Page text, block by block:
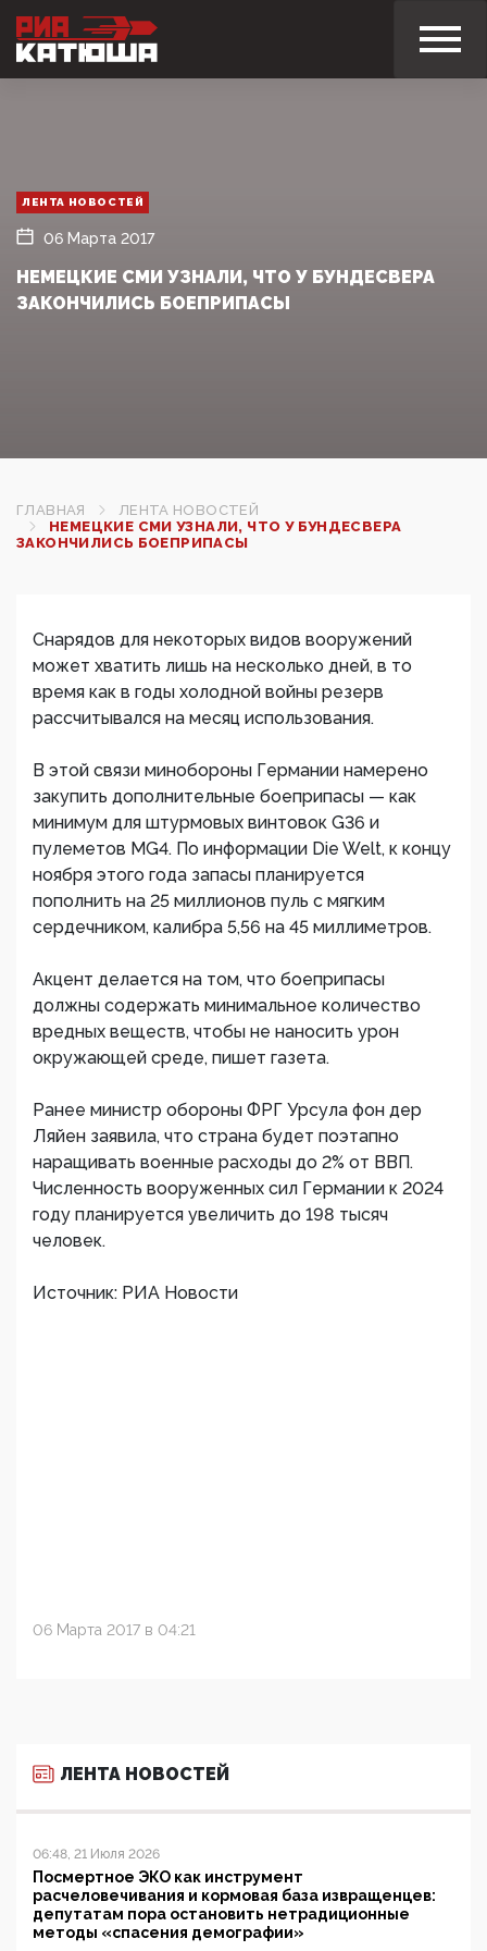
ЛЕНТА НОВОСТЕЙ
06 Марта 2017
НЕМЕЦКИЕ СМИ УЗНАЛИ, ЧТО У БУНДЕСВЕРА
ЗАКОНЧИЛИСЬ БОЕПРИПАСЫ
ГЛАВНАЯ
ЛЕНТА НОВОСТЕЙ
НЕМЕЦКИЕ СМИ УЗНАЛИ, ЧТО У БУНДЕСВЕРА
ЗАКОНЧИЛИСЬ БОЕПРИПАСЫ
Снарядов для некоторых видов вооружений
может хватить лишь на несколько дней, в то
время как в годы холодной войны резерв
рассчитывался на месяц использования.
В этой связи минобороны Германии намерено
закупить дополнительные боеприпасы — как
минимум для штурмовых винтовок G36 и
пулеметов MG4. По информации Die Welt, к концу
ноября этого года запасы планируется
пополнить на 25 миллионов пуль с мягким
сердечником, калибра 5,56 на 45 миллиметров.
Акцент делается на том, что боеприпасы
должны содержать минимальное количество
вредных веществ, чтобы не наносить урон
окружающей среде, пишет газета.
Ранее министр обороны ФРГ Урсула фон дер
Ляйен заявила, что страна будет поэтапно
наращивать военные расходы до 2% от ВВП.
Численность вооруженных сил Германии к 2024
году планируется увеличить до 198 тысяч
человек.
Источник: РИА Новости
06 Марта 2017 в 04:21
ЛЕНТА НОВОСТЕЙ
06:48, 21 Июля 2026
Посмертное ЭКО как инструмент
расчеловечивания и кормовая база извращенцев:
депутатам пора остановить нетрадиционные
методы «спасения демографии»